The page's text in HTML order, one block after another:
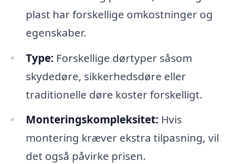
plast har forskellige omkostninger og
egenskaber.
Type: Forskellige dørtyper såsom
skydedøre, sikkerhedsdøre eller
traditionelle døre koster forskelligt.
Monteringskompleksitet: Hvis
montering kræver ekstra tilpasning, vil
det også påvirke prisen.